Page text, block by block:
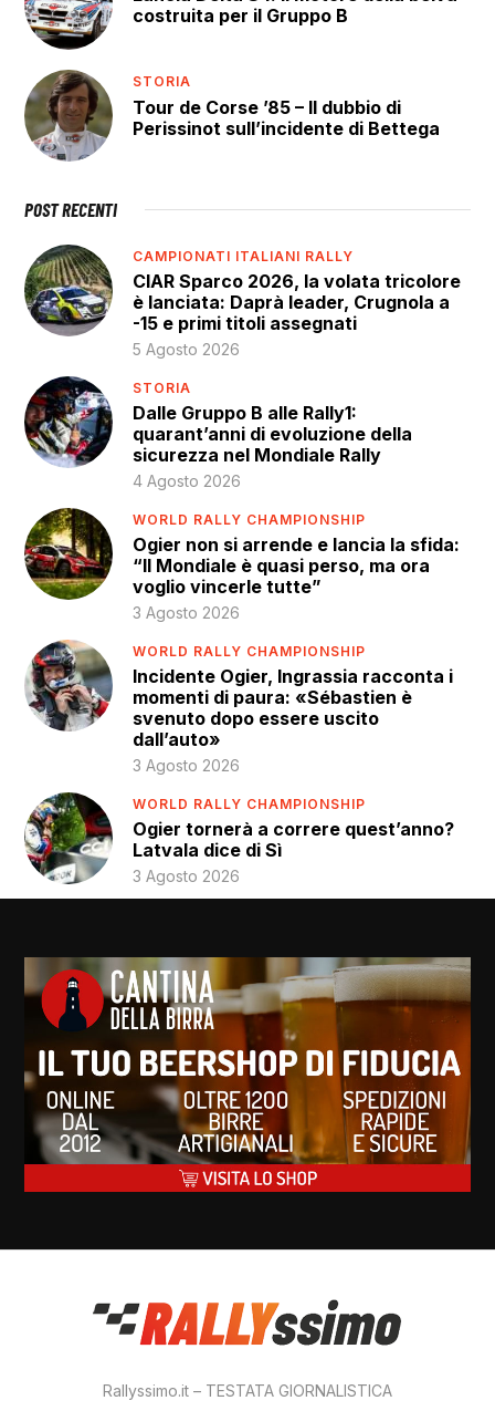
costruita per il Gruppo B
STORIA
Tour de Corse ’85 – Il dubbio di
Perissinot sull’incidente di Bettega
POST RECENTI
CAMPIONATI ITALIANI RALLY
CIAR Sparco 2026, la volata tricolore
è lanciata: Daprà leader, Crugnola a
-15 e primi titoli assegnati
5 Agosto 2026
STORIA
Dalle Gruppo B alle Rally1:
quarant’anni di evoluzione della
sicurezza nel Mondiale Rally
4 Agosto 2026
WORLD RALLY CHAMPIONSHIP
Ogier non si arrende e lancia la sfida:
“Il Mondiale è quasi perso, ma ora
voglio vincerle tutte”
3 Agosto 2026
WORLD RALLY CHAMPIONSHIP
Incidente Ogier, Ingrassia racconta i
momenti di paura: «Sébastien è
svenuto dopo essere uscito
dall’auto»
3 Agosto 2026
WORLD RALLY CHAMPIONSHIP
Ogier tornerà a correre quest’anno?
Latvala dice di Sì
3 Agosto 2026
Rallyssimo.it – TESTATA GIORNALISTICA